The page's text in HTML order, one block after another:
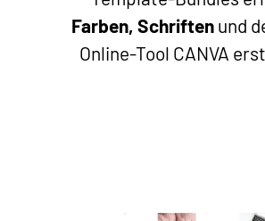
Farben, Schriftenund
Online-Tool CANVA